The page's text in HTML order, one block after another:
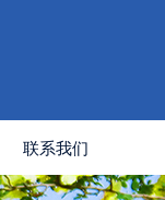
联系我们